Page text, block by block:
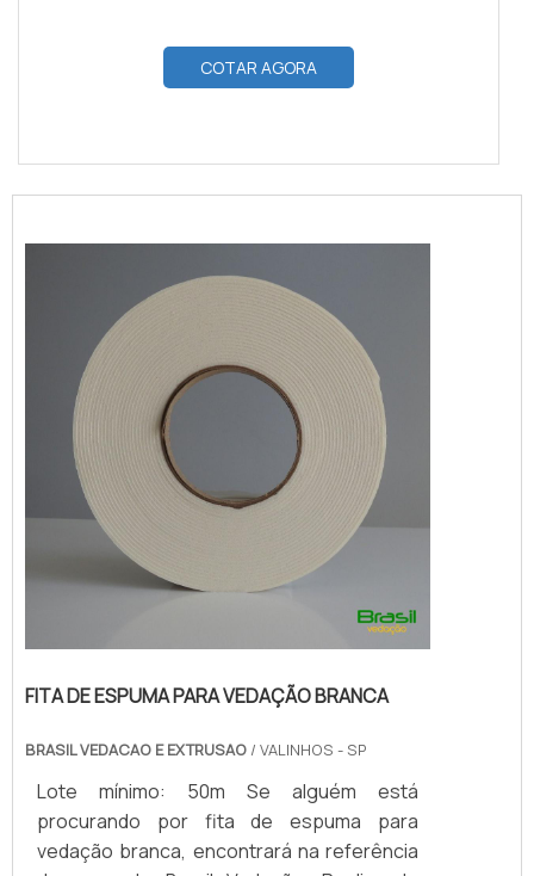
COTAR AGORA
FITA DE ESPUMA PARA VEDAÇÃO BRANCA
BRASIL VEDACAO E EXTRUSAO / VALINHOS - SP
Lote mínimo: 50m Se alguém está
procurando por fita de espuma para
vedação branca, encontrará na referência